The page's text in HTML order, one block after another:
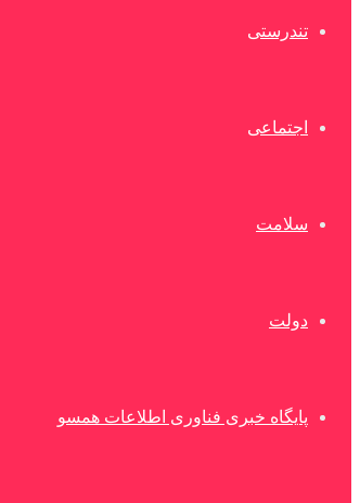
تندرستی
اجتماعی
سلامت
دولت
پایگاه خبری فناوری اطلاعات همسو